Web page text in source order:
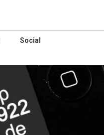
Social